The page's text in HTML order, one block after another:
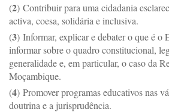
(2) Contribuir para uma cidadania
activa, coesa, solidária e inclusiva.
(3) Informar, explicar e debater o que é o
informar sobre o quadro constitucional,
generalidade e, em particular, o caso da
Moçambique.
(4) Promover programas educativos nas
doutrina e a jurisprudência.